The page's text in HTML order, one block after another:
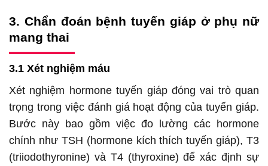
3. Chẩn đoán bệnh tuyến giáp ở phụ nữ
mang thai
3.1 Xét nghiệm máu
Xét nghiệm hormone tuyến giáp đóng vai trò quan
trọng trong việc đánh giá hoạt động của tuyến giáp.
Bước này bao gồm việc đo lường các hormone
chính như TSH (hormone kích thích tuyến giáp), T3
(triiodothyronine) và T4 (thyroxine) để xác định sự